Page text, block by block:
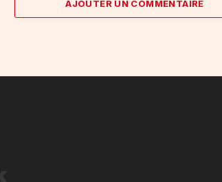
AJOUTER UN COMMENTAIRE